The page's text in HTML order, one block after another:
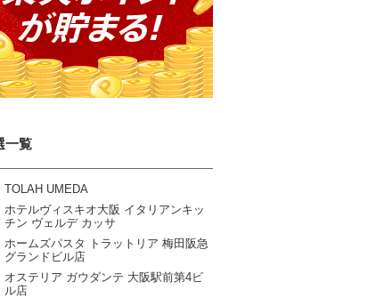
一覧
TOLAH UMEDA
ホテルヴィスキオ大阪 イタリアンキッ
チン ヴェルデ カッサ
ホームズパスタ トラットリア 梅田阪急
グランドビル店
オステリア ガウダンテ 大阪駅前第4ビ
ル店